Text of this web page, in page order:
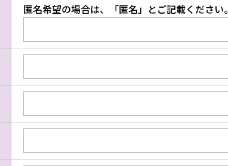
匿名希望の場合は、「匿名」とご記載ください。